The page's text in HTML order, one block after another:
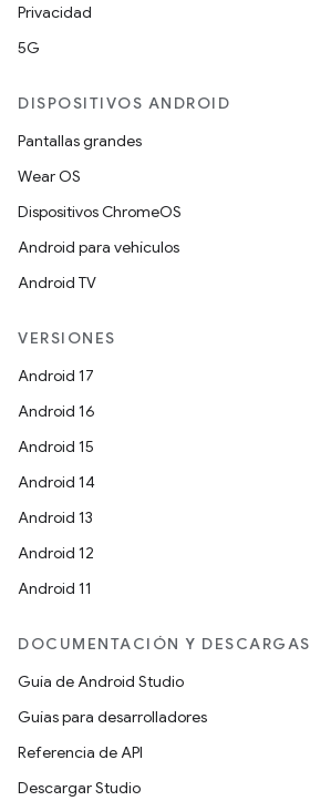
Privacidad
5G
DISPOSITIVOS ANDROID
Pantallas grandes
Wear OS
Dispositivos ChromeOS
Android para vehículos
Android TV
VERSIONES
Android 17
Android 16
Android 15
Android 14
Android 13
Android 12
Android 11
DOCUMENTACIÓN Y DESCARGAS
Guía de Android Studio
Guías para desarrolladores
Referencia de API
Descargar Studio